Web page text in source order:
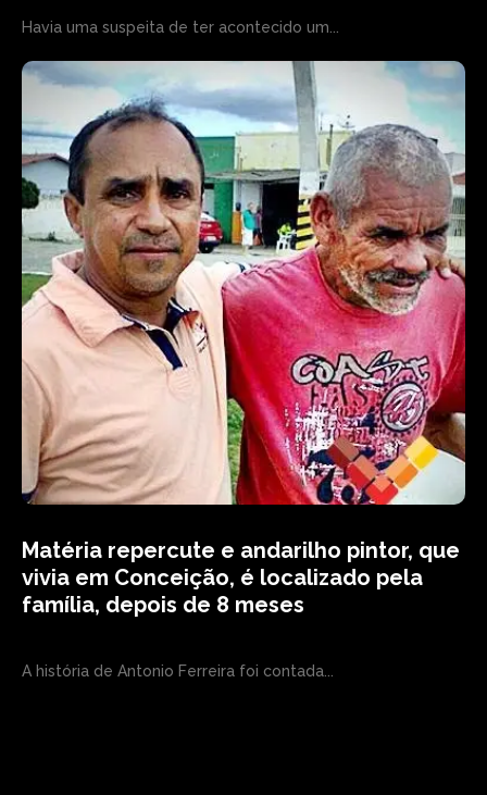
Havia uma suspeita de ter acontecido um...
Matéria repercute e andarilho pintor, que
vivia em Conceição, é localizado pela
família, depois de 8 meses
A história de Antonio Ferreira foi contada...